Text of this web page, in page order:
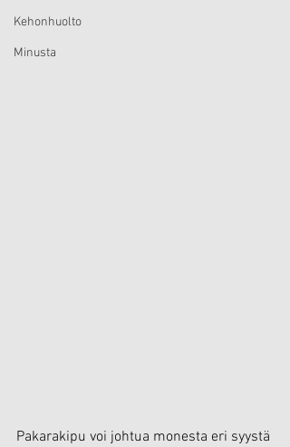
Kehonhuolto
Minusta
Pakarakipu voi johtua monesta eri syystä